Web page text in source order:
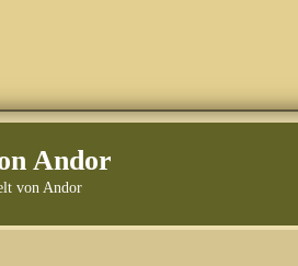
Andor
von Andor